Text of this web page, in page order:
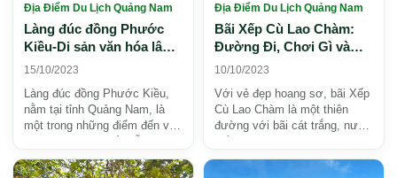
Địa Điểm Du Lịch Quảng Nam
Làng đúc đồng Phước
Kiều-Di sản văn hóa lâu
đời của Quảng Nam
15/10/2023
Làng đúc đồng Phước Kiều,
nằm tại tỉnh Quảng Nam, là
một trong những điểm đến văn
hơn 400 lịch sử, ...
Địa Điểm Du Lịch Quảng Nam
Bãi Xếp Cù Lao Chàm:
Đường Đi, Chơi Gì và
Kinh Nghiệm Khám Phá
10/10/2023
Với vẻ đẹp hoang sơ, bãi Xếp
Cù Lao Chàm là một thiên
đường với bãi cát trắng, nước
nguyên sinh tuyệt đ...